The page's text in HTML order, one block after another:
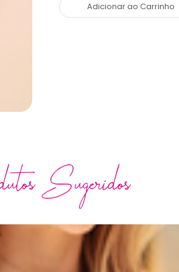
Adicionar ao Carrinho
Sugeridos